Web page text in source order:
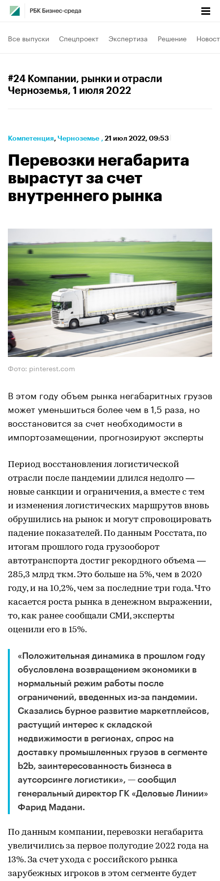
Все выпуски Спецпроект Экспертиза Решение
#24 Компании, рынки и отрасли
Черноземья, 1 июля 2022
Компетенция⁠, Черноземье , 21 июл 2022, 09:53
Перевозки негабарита
вырастут за счет
внутреннего рынка
Фото: pinterest.com
В этом году объем рынка негабаритных грузов
может уменьшиться более чем в 1,5 раза, но
восстановится за счет необходимости в
импортозамещении, прогнозируют эксперты
Период восстановления логистической
отрасли после пандемии длился недолго —
новые санкции и ограничения, а вместе с тем
и изменения логистических маршрутов вновь
обрушились на рынок и могут спровоцировать
падение показателей. По данным Росстата, по
итогам прошлого года грузооборот
автотранспорта достиг рекордного объема —
285,3 млрд ткм. Это больше на 5%, чем в 2020
году, и на 10,2%, чем за последние три года. Что
касается роста рынка в денежном выражении,
то, как ранее сообщали СМИ, эксперты
оценили его в 15%.
«Положительная динамика в прошлом году
обусловлена возвращением экономики в
нормальный режим работы после
ограничений, введенных из-за пандемии.
Сказались бурное развитие маркетплейсов,
растущий интерес к складской
недвижимости в регионах, спрос на
доставку промышленных грузов в сегменте
b2b, заинтересованность бизнеса в
аутсорсинге логистики», — сообщил
генеральный директор ГК «Деловые Линии»
Фарид Мадани.
По данным компании, перевозки негабарита
увеличились за первое полугодие 2022 года на
13%. За счет ухода с российского рынка
зарубежных игроков в этом сегменте будет